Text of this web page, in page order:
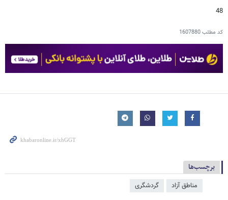
48
کد مطلب1607880
برچسب‌ها
مناطق آزاد گردشگری